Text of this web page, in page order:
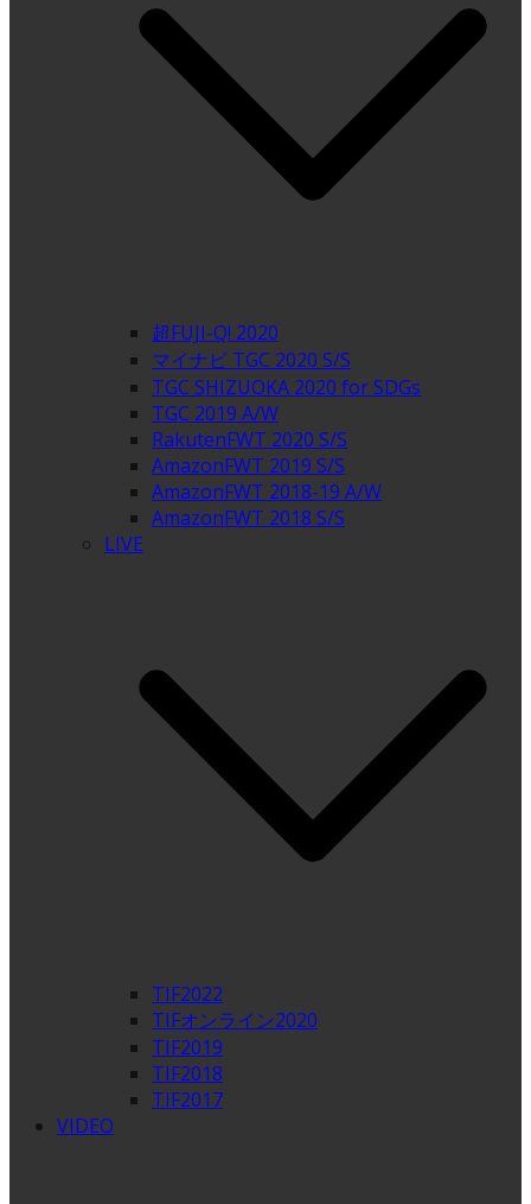
超FUJI-Q! 2020
マイナビ TGC 2020 S/S
TGC SHIZUOKA 2020 for SDGs
TGC 2019 A/W
RakutenFWT 2020 S/S
AmazonFWT 2019 S/S
AmazonFWT 2018-19 A/W
AmazonFWT 2018 S/S
LIVE
TIF2022
TIFオンライン2020
TIF2019
TIF2018
TIF2017
VIDEO